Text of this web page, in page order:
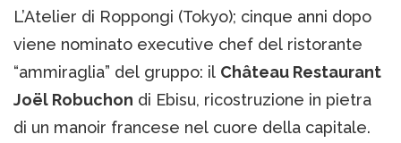
L’Atelier di Roppongi (Tokyo); cinque anni dopo
viene nominato executive chef del ristorante
“ammiraglia” del gruppo: il Château Restaurant
Joël Robuchon di Ebisu, ricostruzione in pietra
di un manoir francese nel cuore della capitale.